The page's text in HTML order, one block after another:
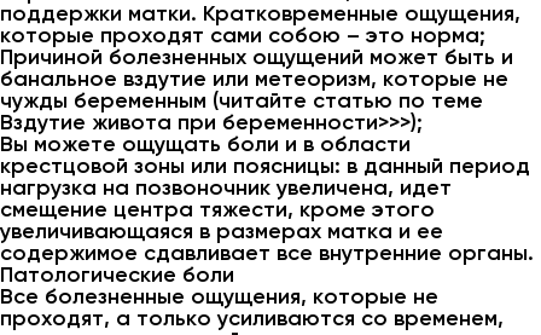
поддержки матки. Кратковременные ощущения,
которые проходят сами собою – это норма;
Причиной болезненных ощущений может быть и
банальное вздутие или метеоризм, которые не
чужды беременным (читайте статью по теме
Вздутие живота при беременности>>>);
Вы можете ощущать боли и в области
крестцовой зоны или поясницы: в данный период
нагрузка на позвоночник увеличена, идет
смещение центра тяжести, кроме этого
увеличивающаяся в размерах матка и ее
содержимое сдавливает все внутренние органы.
Патологические боли
Все болезненные ощущения, которые не
проходят, а только усиливаются со временем,